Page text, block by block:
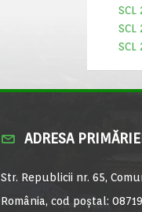
SCL
SCL
SCL
ADRESA
Str. Republicii nr. 65,
România, cod poștal: